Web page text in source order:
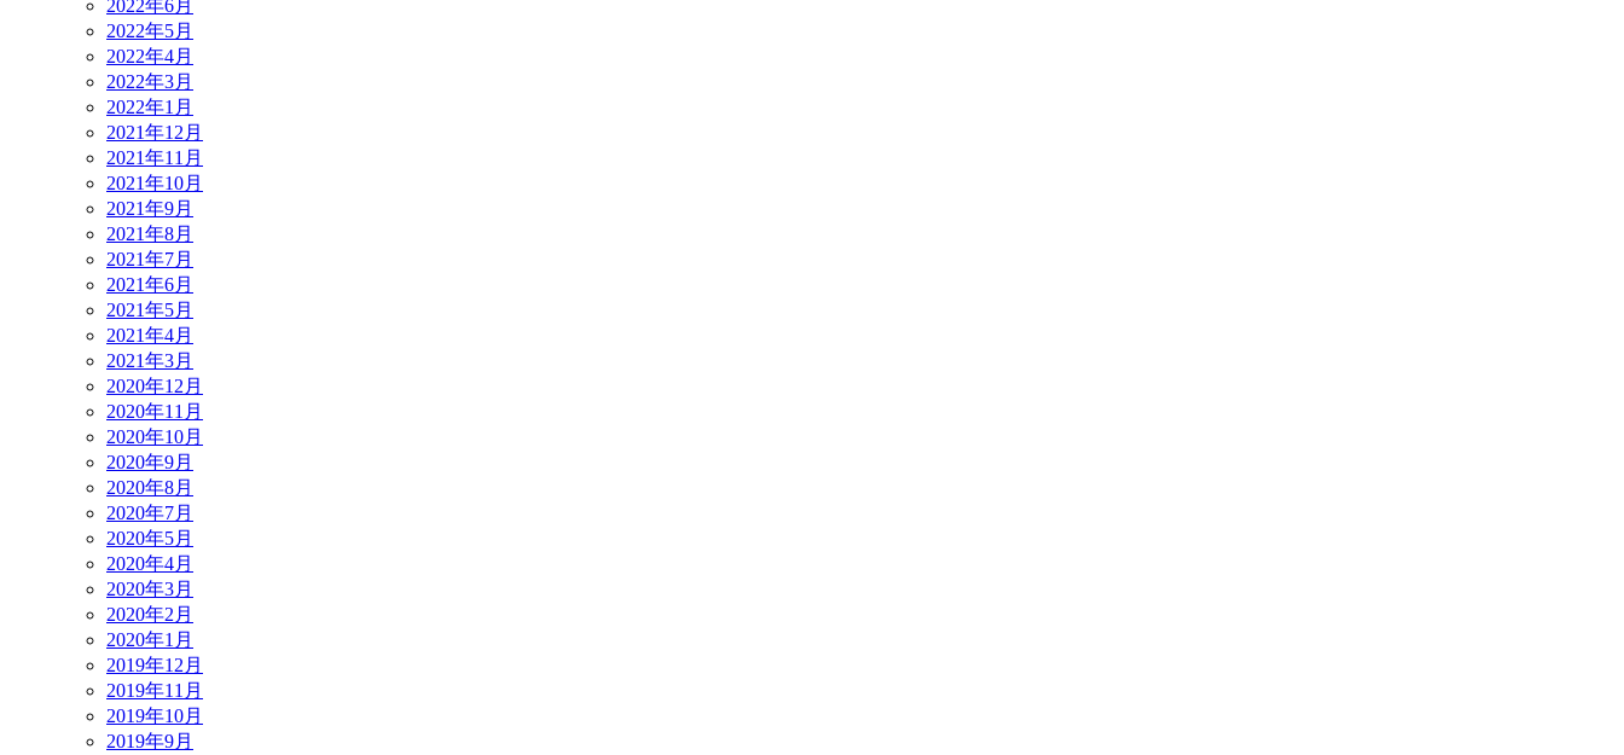
2022年6月
2022年5月
2022年4月
2022年3月
2022年1月
2021年12月
2021年11月
2021年10月
2021年9月
2021年8月
2021年7月
2021年6月
2021年5月
2021年4月
2021年3月
2020年12月
2020年11月
2020年10月
2020年9月
2020年8月
2020年7月
2020年5月
2020年4月
2020年3月
2020年2月
2020年1月
2019年12月
2019年11月
2019年10月
2019年9月